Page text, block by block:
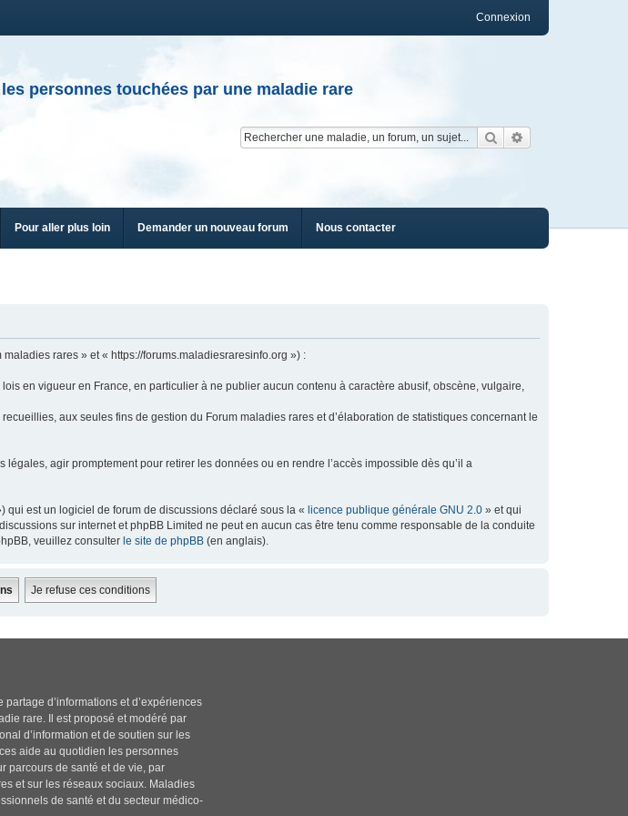
Connexion
personnes touchées par une maladie rare
Rechercher
Pour aller plus loin Demander un nouveau forum Nous contacter
rares » et « https://forums.maladiesraresinfo.org ») :
en vigueur en France, en particulier à ne publier aucun contenu à caractère abusif, obscène, vulgaire,
aux seules fins de gestion du Forum maladies rares et d’élaboration de statistiques concernant le
agir promptement pour retirer les données ou en rendre l’accès impossible dès qu’il a
est un logiciel de forum de discussions déclaré sous la « licence publique générale GNU 2.0 » et qui
sur internet et phpBB Limited ne peut en aucun cas être tenu comme responsable de la conduite
veuillez consulter le site de phpBB (en anglais).
d’informations et d’expériences
rare. Il est proposé et modéré par
d’information et de soutien sur les
aide au quotidien les personnes
parcours de santé et de vie, par
et sur les réseaux sociaux. Maladies
de santé et du secteur médico-